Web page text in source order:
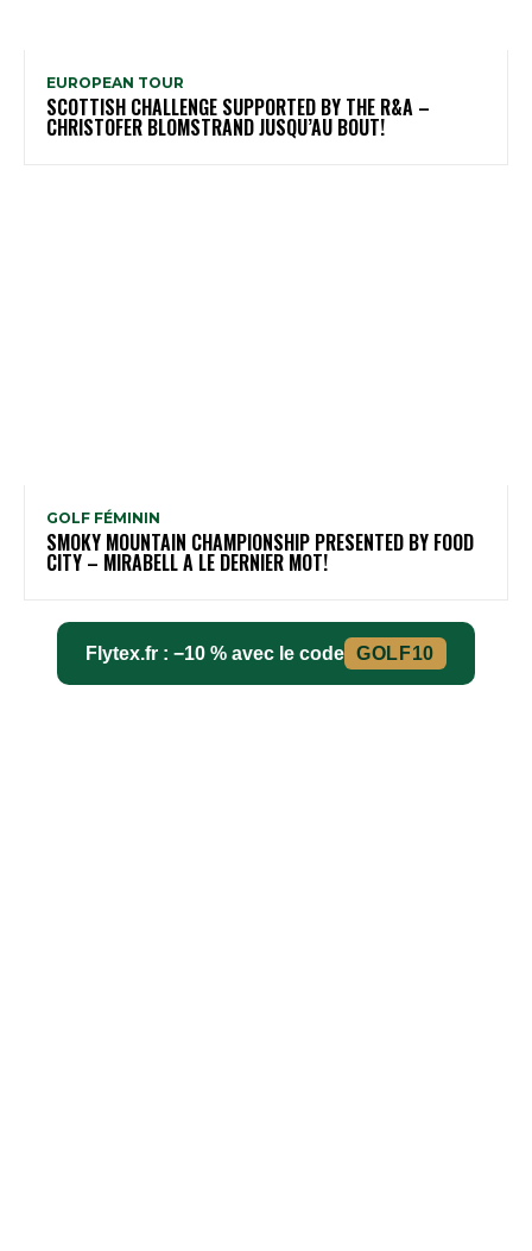
EUROPEAN TOUR
SCOTTISH CHALLENGE SUPPORTED BY THE R&A –
CHRISTOFER BLOMSTRAND JUSQU’AU BOUT!
GOLF FÉMININ
SMOKY MOUNTAIN CHAMPIONSHIP PRESENTED BY FOOD
CITY – MIRABELL A LE DERNIER MOT!
Flytex.fr : −10 % avec le code GOLF10